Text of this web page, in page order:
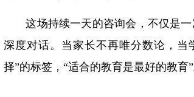
这场持续一天的咨询会，不仅是一
深度对话。当家长不再唯分数论，
择”的标签，“适合的教育是最好的教育